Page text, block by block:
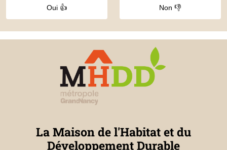
Oui 👍 Non 👎
La Maison de l'Habitat et du
Développement Durable